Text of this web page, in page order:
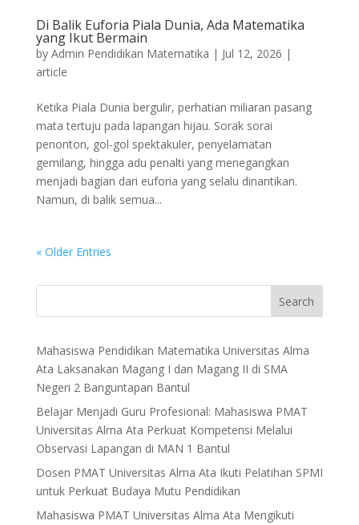
Di Balik Euforia Piala Dunia, Ada Matematika
yang Ikut Bermain
by Admin Pendidikan Matematika | Jul 12, 2026 |
article
Ketika Piala Dunia bergulir, perhatian miliaran pasang
mata tertuju pada lapangan hijau. Sorak sorai
penonton, gol-gol spektakuler, penyelamatan
gemilang, hingga adu penalti yang menegangkan
menjadi bagian dari euforia yang selalu dinantikan.
Namun, di balik semua...
« Older Entries
Search
Mahasiswa Pendidikan Matematika Universitas Alma
Ata Laksanakan Magang I dan Magang II di SMA
Negeri 2 Banguntapan Bantul
Belajar Menjadi Guru Profesional: Mahasiswa PMAT
Universitas Alma Ata Perkuat Kompetensi Melalui
Observasi Lapangan di MAN 1 Bantul
Dosen PMAT Universitas Alma Ata Ikuti Pelatihan SPMI
untuk Perkuat Budaya Mutu Pendidikan
Mahasiswa PMAT Universitas Alma Ata Mengikuti